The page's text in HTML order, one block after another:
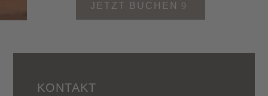
JETZT BUCHEN
KONTAKT